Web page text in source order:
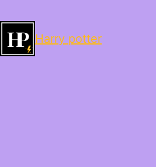
Harry potter